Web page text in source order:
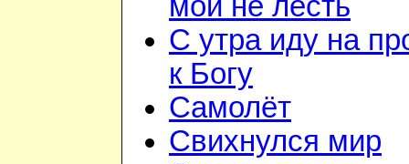
мои не лесть
С утра иду на
к Богу
Самолёт
Свихнулся мир